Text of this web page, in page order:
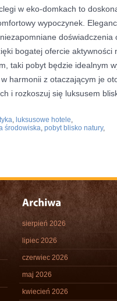
⁤w eko-domkach ⁢to
wypoczynek.
doświadczenia
⁢bogatej ofercie aktywności
taki ‌pobyt będzie‍ idealnym
harmonii z otaczającym je
i⁢ rozkoszuj się luksusem​
luksusowe hotele
środowiska pobyt blisko natury,
sierpień 2026
lipiec 2026
czerwiec 2026
maj 2026
kwiecień 2026